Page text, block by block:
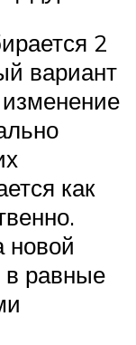
2
вариант
как
новой
равные